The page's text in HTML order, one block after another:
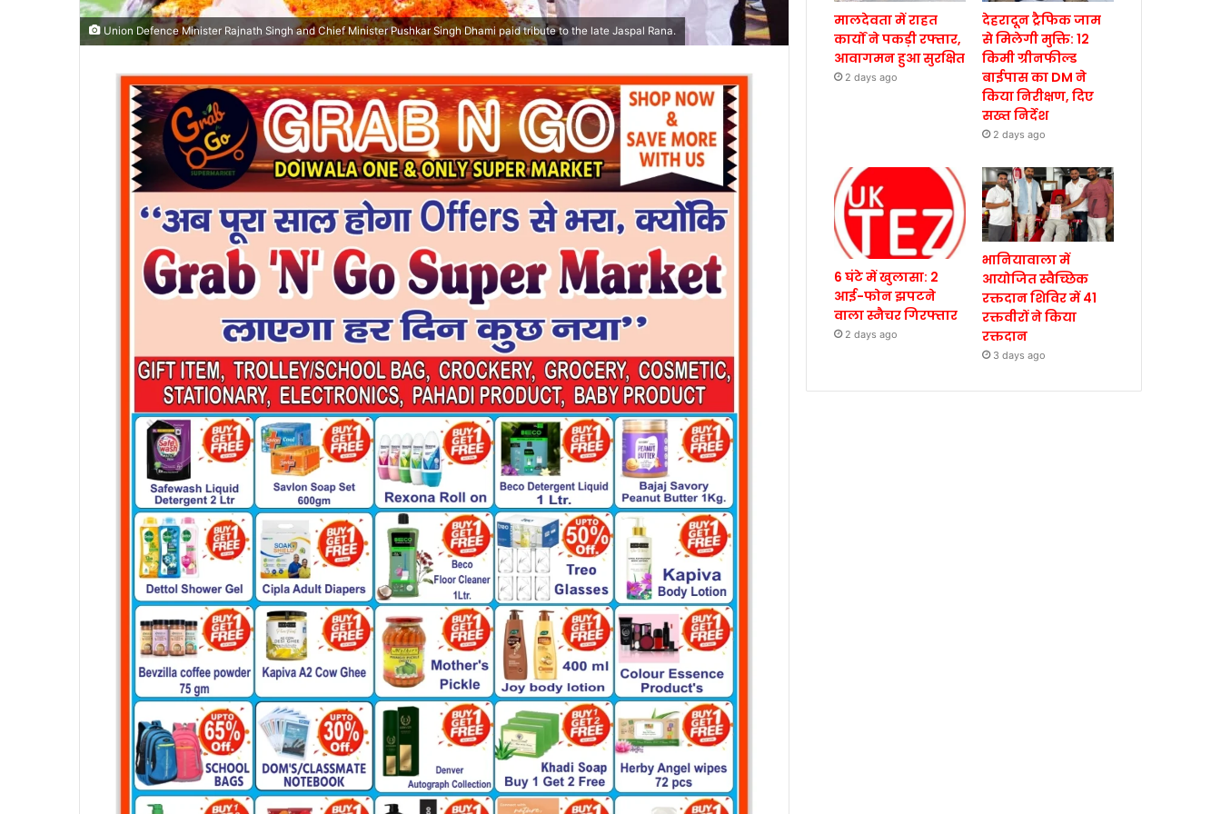
Union Defence Minister Rajnath Singh and Chief Minister Pushkar Singh Dhami paid tribute to the late Jaspal Rana.
मालदेवता में राहत
कार्यों ने पकड़ी रफ्तार,
आवागमन हुआ सुरक्षित
2 days ago
देहरादून ट्रैफिक जाम
से मिलेगी मुक्ति: 12
किमी ग्रीनफील्ड
बाईपास का DM ने
किया निरीक्षण, दिए
सख्त निर्देश
2 days ago
6 घंटे में खुलासा: 2
आई-फोन झपटने
वाला स्नैचर गिरफ्तार
2 days ago
भानियावाला में
आयोजित स्वैच्छिक
रक्तदान शिविर में 41
रक्तवीरों ने किया
रक्तदान
3 days ago